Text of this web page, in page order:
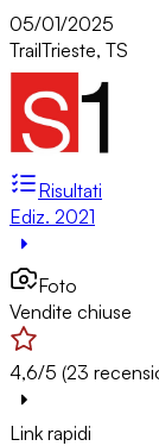
05/01/2025
TrailTrieste, TS
Risultati
Ediz. 2021
Foto
Vendite chiuse
4,6/5 (23
Link rapidi